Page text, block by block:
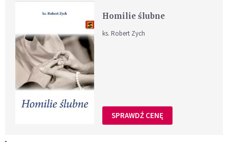
Homilie ślubne
ks. Robert Zych
SPRAWDŹ CENĘ